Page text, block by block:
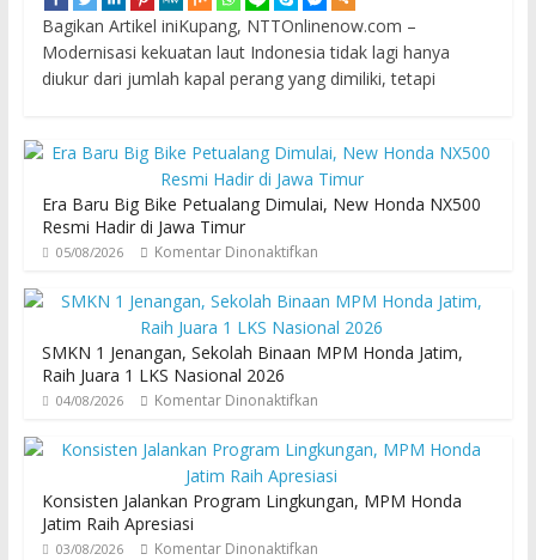
Bagikan Artikel iniKupang, NTTOnlinenow.com –
Modernisasi kekuatan laut Indonesia tidak lagi hanya
diukur dari jumlah kapal perang yang dimiliki, tetapi
Era Baru Big Bike Petualang Dimulai, New Honda NX500
Resmi Hadir di Jawa Timur
05/08/2026 Komentar Dinonaktifkan
SMKN 1 Jenangan, Sekolah Binaan MPM Honda Jatim,
Raih Juara 1 LKS Nasional 2026
04/08/2026 Komentar Dinonaktifkan
Konsisten Jalankan Program Lingkungan, MPM Honda
Jatim Raih Apresiasi
03/08/2026 Komentar Dinonaktifkan